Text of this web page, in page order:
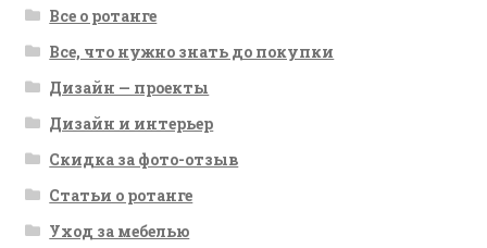
Все о ротанге
Все, что нужно знать до покупки
Дизайн — проекты
Дизайн и интерьер
Скидка за фото-отзыв
Статьи о ротанге
Уход за мебелью